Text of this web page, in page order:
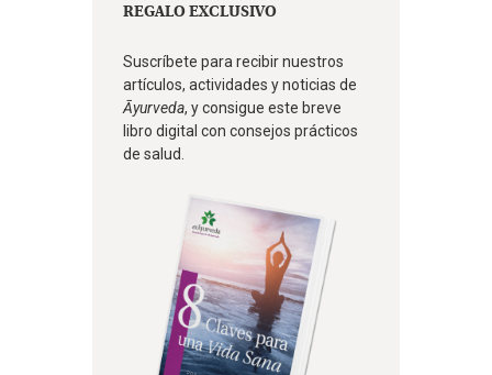
REGALO EXCLUSIVO
Suscríbete para recibir nuestros
artículos, actividades y noticias de
Āyurveda, y consigue este breve
libro digital con consejos prácticos
de salud.